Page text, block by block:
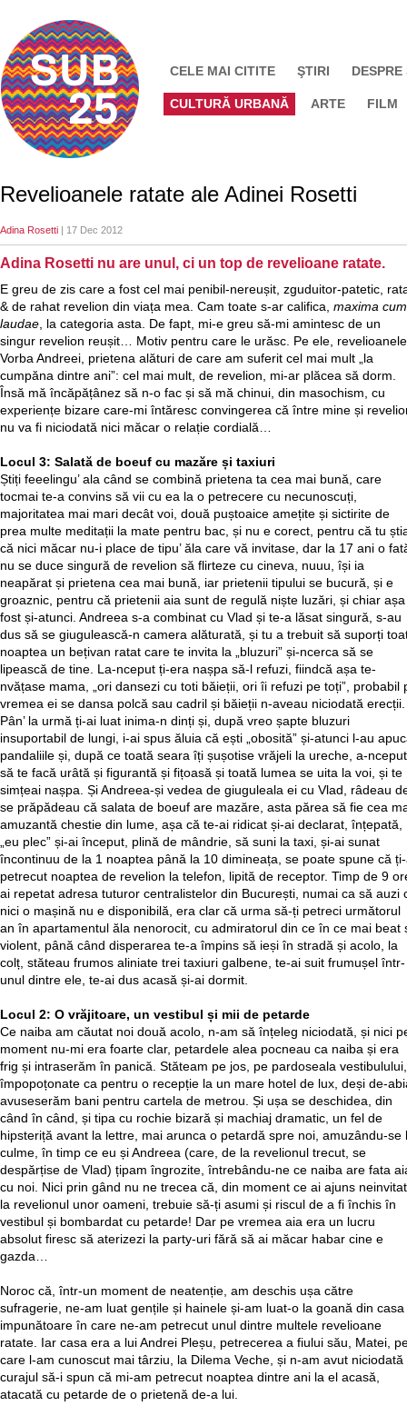
CELE MAI CITITE ŞTIRI DESPRE
CULTURĂ URBANĂ ARTE FILM
Revelioanele ratate ale Adinei Rosetti
Adina Rosetti | 17 Dec 2012
Adina Rosetti nu are unul, ci un top de revelioane ratate.
E greu de zis care a fost cel mai penibil-nereușit, zguduitor-patetic,
& de rahat revelion din viața mea. Cam toate s-ar califica, maxima cum
laudae, la categoria asta. De fapt, mi-e greu să-mi amintesc de un
singur revelion reușit… Motiv pentru care le urăsc. Pe ele,
Vorba Andreei, prietena alături de care am suferit cel mai mult „la
cumpăna dintre ani”: cel mai mult, de revelion, mi-ar plăcea să dorm.
Însă mă încăpățânez să n-o fac și să mă chinui, din masochism, cu
experiențe bizare care-mi întăresc convingerea că între mine și
nu va fi niciodată nici măcar o relație cordială…
Locul 3: Salată de boeuf cu mazăre și taxiuri
Știți feeelingu’ ala când se combină prietena ta cea mai bună, care
tocmai te-a convins să vii cu ea la o petrecere cu necunoscuți,
majoritatea mai mari decât voi, două puștoaice amețite și sictirite de
prea multe meditații la mate pentru bac, și nu e corect, pentru că tu
că nici măcar nu-i place de tipu’ ăla care vă invitase, dar la 17 ani o
nu se duce singură de revelion să flirteze cu cineva, nuuu, își ia
neapărat și prietena cea mai bună, iar prietenii tipului se bucură, și e
groaznic, pentru că prietenii aia sunt de regulă niște luzări, și chiar
fost și-atunci. Andreea s-a combinat cu Vlad și te-a lăsat singură, s-au
dus să se giugulească-n camera alăturată, și tu a trebuit să suporți
noaptea un bețivan ratat care te invita la „bluzuri” și-ncerca să se
lipească de tine. La-nceput ți-era nașpa să-l refuzi, fiindcă așa te-
nvățase mama, „ori dansezi cu toti băieții, ori îi refuzi pe toți”, probabil
vremea ei se dansa polcă sau cadril și băieții n-aveau niciodată erecții.
Pân’ la urmă ți-ai luat inima-n dinți și, după vreo șapte bluzuri
insuportabil de lungi, i-ai spus ăluia că ești „obosită” și-atunci l-au
pandaliile și, după ce toată seara îți șușotise vrăjeli la ureche, a-nceput
să te facă urâtă și figurantă și fițoasă și toată lumea se uita la voi, și te
simțeai nașpa. Și Andreea-și vedea de giuguleala ei cu Vlad, râdeau
se prăpădeau că salata de boeuf are mazăre, asta părea să fie cea
amuzantă chestie din lume, așa că te-ai ridicat și-ai declarat, înțepată,
„eu plec” și-ai început, plină de mândrie, să suni la taxi, și-ai sunat
încontinuu de la 1 noaptea până la 10 dimineața, se poate spune că
petrecut noaptea de revelion la telefon, lipită de receptor. Timp de 9
ai repetat adresa tuturor centralistelor din București, numai ca să auzi
nici o mașină nu e disponibilă, era clar că urma să-ți petreci următorul
an în apartamentul ăla nenorocit, cu admiratorul din ce în ce mai beat
violent, până când disperarea te-a împins să ieși în stradă și acolo, la
colț, stăteau frumos aliniate trei taxiuri galbene, te-ai suit frumușel într-
unul dintre ele, te-ai dus acasă și-ai dormit.
Locul 2: O vrăjitoare, un vestibul și mii de petarde
Ce naiba am căutat noi două acolo, n-am să înțeleg niciodată, și nici
moment nu-mi era foarte clar, petardele alea pocneau ca naiba și era
frig și intraserăm în panică. Stăteam pe jos, pe pardoseala vestibulului,
împopoțonate ca pentru o recepție la un mare hotel de lux, deși de-
avuseserăm bani pentru cartela de metrou. Și ușa se deschidea, din
când în când, și tipa cu rochie bizară și machiaj dramatic, un fel de
hipsteriță avant la lettre, mai arunca o petardă spre noi, amuzându-se
culme, în timp ce eu și Andreea (care, de la revelionul trecut, se
despărțise de Vlad) țipam îngrozite, întrebându-ne ce naiba are fata
cu noi. Nici prin gând nu ne trecea că, din moment ce ai ajuns neinvitat
la revelionul unor oameni, trebuie să-ți asumi și riscul de a fi închis în
vestibul și bombardat cu petarde! Dar pe vremea aia era un lucru
absolut firesc să aterizezi la party-uri fără să ai măcar habar cine e
gazda…
Noroc că, într-un moment de neatenție, am deschis ușa către
sufragerie, ne-am luat gențile și hainele și-am luat-o la goană din casa
impunătoare în care ne-am petrecut unul dintre multele revelioane
ratate. Iar casa era a lui Andrei Pleșu, petrecerea a fiului său, Matei,
care l-am cunoscut mai târziu, la Dilema Veche, și n-am avut niciodată
curajul să-i spun că mi-am petrecut noaptea dintre ani la el acasă,
atacată cu petarde de o prietenă de-a lui.